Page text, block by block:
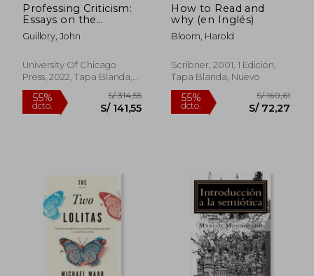
55%
dcto.
S/ 220,26 55%
dcto.
Professing Criticism:
Essays on the
Organization of
Literary Study (en
Guillory, John
University Of Chicago
Press, 2022, Tapa Blanda,
Nuevo
How to Read and
why (en Inglés)
Bloom, Harold
Scribner, 2001, 1 Edición,
Tapa Blanda, Nuevo